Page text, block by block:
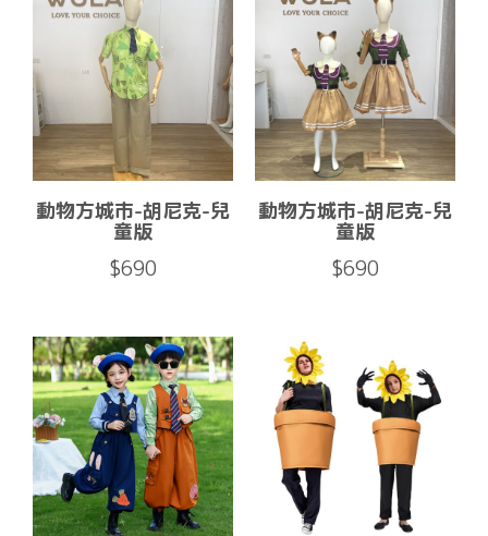
動物方城市-胡尼克-兒
童版
$690
動物方城市-胡尼克-兒
童版
$690